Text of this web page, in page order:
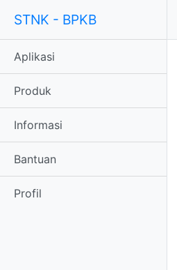
STNK - BPKB
Aplikasi
Produk
Informasi
Bantuan
Profil